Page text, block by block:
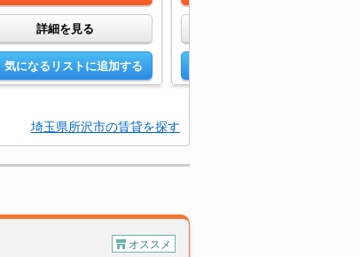
詳細を見る
気になるリストに追加する
埼玉県所沢市の賃貸を探す
オススメ